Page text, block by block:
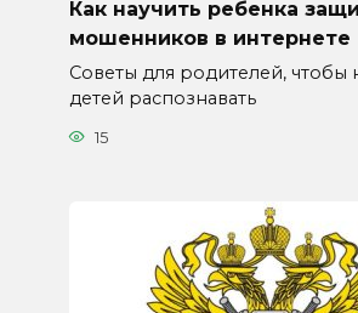
Как научить ребенка
мошенников в интернете
Советы для родителей, чтобы
детей распознавать
15